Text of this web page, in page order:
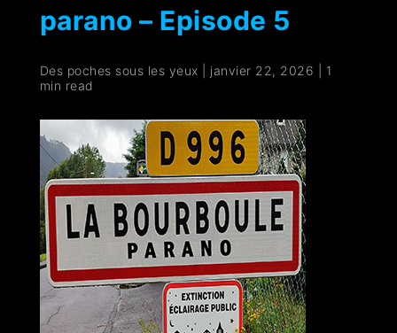
parano – Episode 5
Des poches sous les yeux janvier 22, 2026
1
min read